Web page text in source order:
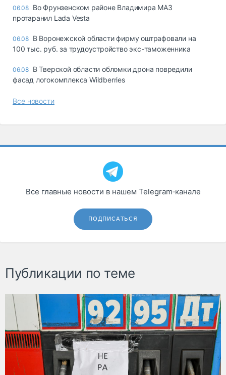
06.08 Во Фрунзенском районе Владимира МАЗ
протаранил Lada Vesta
06.08 В Воронежской области фирму оштрафовали на
100 тыс. руб. за трудоустройство экс-таможенника
06.08 В Тверской области обломки дрона повредили
фасад логокомплекса Wildberries
Все новости
Все главные новости в нашем Telegram‑канале
ПОДПИСАТЬСЯ
Публикации по теме